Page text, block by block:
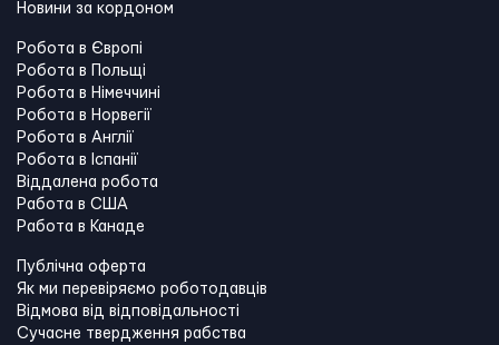
Новини за кордоном
Робота в Європі
Робота в Польщі
Робота в Німеччині
Робота в Норвегії
Робота в Англії
Робота в Іспанії
Віддалена робота
Работа в США
Работа в Канадe
Публічна оферта
Як ми перевіряємо роботодавців
Відмова від відповідальності
Сучасне твердження рабства